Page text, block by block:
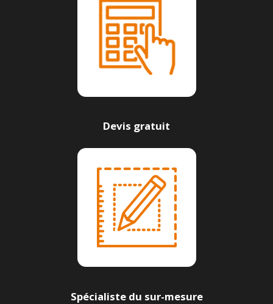
Devis gratuit
Spécialiste du sur-mesure